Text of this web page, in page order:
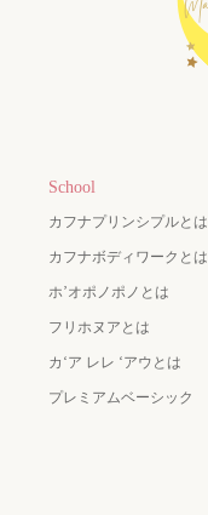
School
カフナプリンシプルとは
カフナボディワークとは
ホ’オポノポノとは
フリホヌアとは
カʻア レレ ʻアウとは
プレミアムベーシック